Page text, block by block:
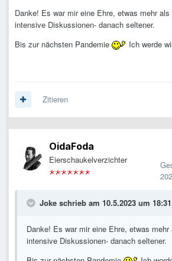
Danke! Es war mir eine Ehre, etwas mehr
intensive Diskussionen- danach seltener.
Bis zur nächsten Pandemie
Ich werde
Zitieren
OidaFoda
Eierschaukelverzichter
Joke schrieb am 10.5.2023 um
Danke! Es war mir eine Ehre, etwas
intensive Diskussionen- danach seltener.